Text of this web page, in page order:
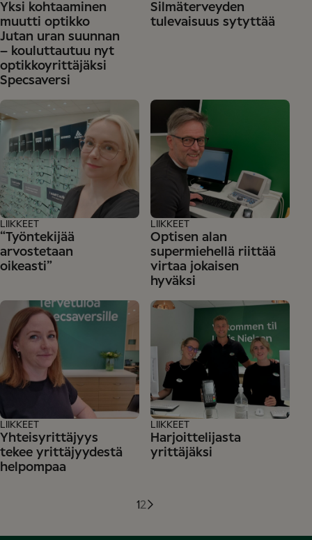
Yksi kohtaaminen
muutti optikko
Jutan uran suunnan
– kouluttautuu nyt
optikkoyrittäjäksi
Specsaversi
Silmäterveyden
tulevaisuus sytyttää
“Työntekijää
arvostetaan
oikeasti”
LIIKKEET
Optisen alan
supermiehellä riittää
virtaa jokaisen
hyväksi
LIIKKEET
Yhteisyrittäjyys
tekee yrittäjyydestä
helpompaa
LIIKKEET
Harjoittelijasta
yrittäjäksi
LIIKKEET
12